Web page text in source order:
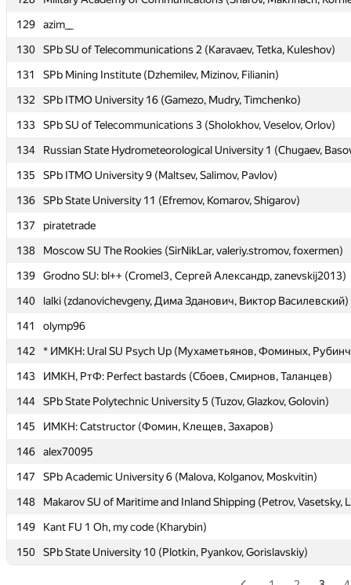
129
azim__
130
SPb SU of Telecommunications 2 (Karavaev, Tetka, Kuleshov)
131
SPb Mining Institute (Dzhemilev, Mizinov, Filianin)
132
SPb ITMO University 16 (Gamezo, Mudry, Timchenko)
133
SPb SU of Telecommunications 3 (Sholokhov, Veselov, Orlov)
134
Russian State Hydrometeorological University 1 (Chugaev,
135
SPb ITMO University 9 (Maltsev, Salimov, Pavlov)
136
SPb State University 11 (Efremov, Komarov, Shigarov)
137
piratetrade
138
Moscow SU The Rookies (SirNikLar, valeriy.stromov, foxermen)
139
Grodno SU: bl++ (Cromel3, Сергей Александр, zanevskij2013)
140
lalki (zdanovichevgeny, Дима Зданович, Виктор Василевский)
141
olymp96
142
* ИМКН: Ural SU Psych Up (Мухаметьянов, Фоминых,
143
ИМКН, РтФ: Perfect bastards (Сбоев, Смирнов, Таланцев)
144
SPb State Polytechnic University 5 (Tuzov, Glazkov, Golovin)
145
ИМКН: Catstructor (Фомин, Клещев, Захаров)
146
alex70095
147
SPb Academic University 6 (Malova, Kolganov, Moskvitin)
148
Makarov SU of Maritime and Inland Shipping (Petrov, Vasetsky,
149
Kant FU 1 Oh, my code (Kharybin)
150
SPb State University 10 (Plotkin, Pyankov, Gorislavskiy)
129
azim__
130
SPb SU of Telecommunications 2 (Karavaev, Tetka, Kuleshov)
131
SPb Mining Institute (Dzhemilev, Mizinov, Filianin)
132
SPb ITMO University 16 (Gamezo, Mudry, Timchenko)
133
SPb SU of Telecommunications 3 (Sholokhov, Veselov, Orlov)
134
Russian State Hydrometeorological University 1 (Chugaev,
135
SPb ITMO University 9 (Maltsev, Salimov, Pavlov)
136
SPb State University 11 (Efremov, Komarov, Shigarov)
137
piratetrade
138
Moscow SU The Rookies (SirNikLar, valeriy.stromov, foxermen)
139
Grodno SU: bl++ (Cromel3, Сергей Александр, zanevskij2013)
140
lalki (zdanovichevgeny, Дима Зданович, Виктор Василевский)
141
olymp96
142
* ИМКН: Ural SU Psych Up (Мухаметьянов, Фоминых,
143
ИМКН, РтФ: Perfect bastards (Сбоев, Смирнов, Таланцев)
144
SPb State Polytechnic University 5 (Tuzov, Glazkov, Golovin)
145
ИМКН: Catstructor (Фомин, Клещев, Захаров)
146
alex70095
147
SPb Academic University 6 (Malova, Kolganov, Moskvitin)
148
Makarov SU of Maritime and Inland Shipping (Petrov, Vasetsky,
149
Kant FU 1 Oh, my code (Kharybin)
150
SPb State University 10 (Plotkin, Pyankov, Gorislavskiy)